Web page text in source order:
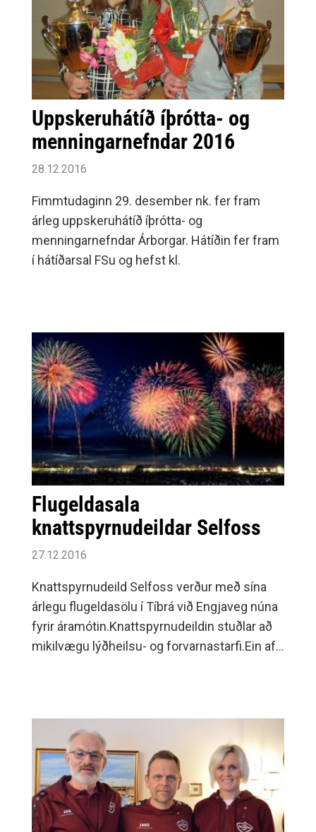
Uppskeruhátíð íþrótta- og
menningarnefndar 2016
28.12.2016
Fimmtudaginn 29. desember nk. fer fram
árleg uppskeruhátíð íþrótta- og
menningarnefndar Árborgar. Hátíðin fer fram
í hátíðarsal FSu og hefst kl.
Flugeldasala
knattspyrnudeildar Selfoss
27.12.2016
Knattspyrnudeild Selfoss verður með sína
árlegu flugeldasölu í Tíbrá við Engjaveg núna
fyrir áramótin.Knattspyrnudeildin stuðlar að
mikilvægu lýðheilsu- og forvarnastarfi.Ein af